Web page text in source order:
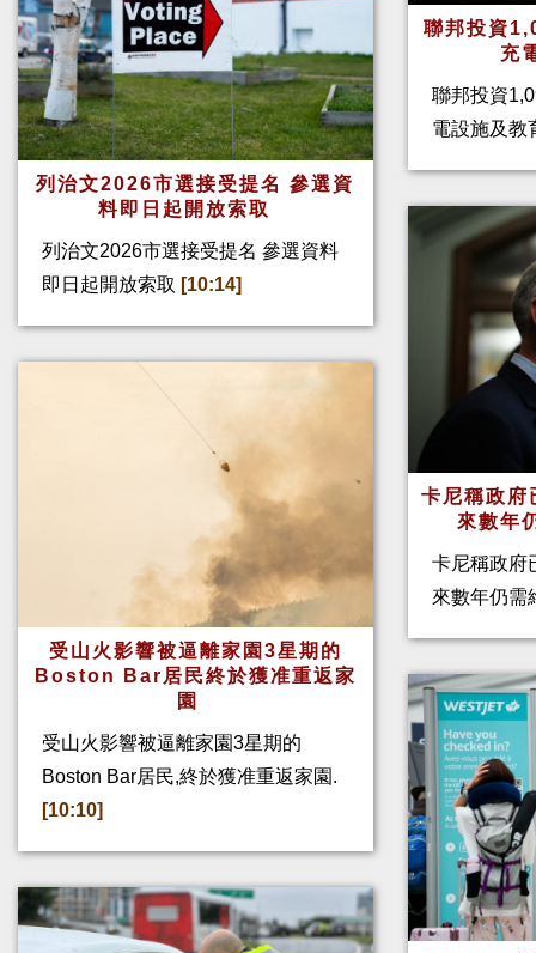
列治文2026市選接受提名 參選資
料即日起開放索取
列治文2026市選接受提名 參選資料
即日起開放索取 [10:14]
受山火影響被逼離家園3星期的
Boston Bar居民終於獲准重返家
園
受山火影響被逼離家園3星期的
Boston Bar居民,終於獲准重返家園.
[10:10]
聯邦投資
充
聯邦投資
電設施及教
卡尼稱政府
來數年
卡尼稱政府
來數年仍需